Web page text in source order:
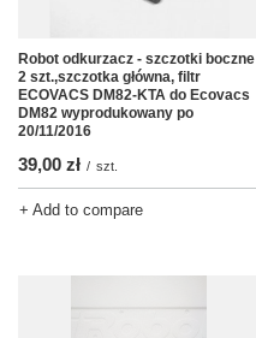
Robot odkurzacz - szczotki boczne
2 szt.,szczotka główna, filtr
ECOVACS DM82-KTA do Ecovacs
DM82 wyprodukowany po
20/11/2016
39,00 zł / szt.
+ Add to compare